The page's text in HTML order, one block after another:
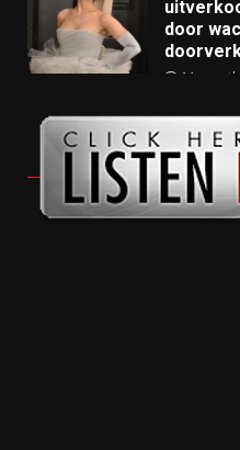
door
11